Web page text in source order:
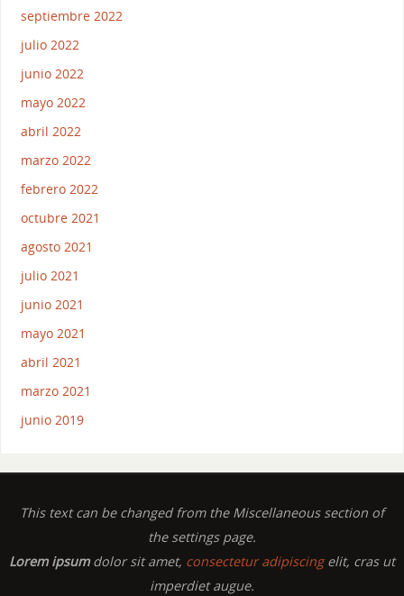
septiembre 2022
julio 2022
junio 2022
mayo 2022
abril 2022
marzo 2022
febrero 2022
octubre 2021
agosto 2021
julio 2021
junio 2021
mayo 2021
abril 2021
marzo 2021
junio 2019
This text can be changed from the Miscellaneous section of
the settings page.
Lorem ipsumdolor sit amet, consectetur adipiscingelit, cras ut
imperdiet augue.